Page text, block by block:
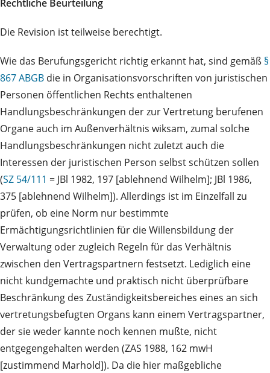
Rechtliche Beurteilung
Die Revision ist teilweise berechtigt.
Wie das Berufungsgericht richtig erkannt hat, sind gemäß §
867 ABGB die in Organisationsvorschriften von juristischen
Personen öffentlichen Rechts enthaltenen
Handlungsbeschränkungen der zur Vertretung berufenen
Organe auch im Außenverhältnis wiksam, zumal solche
Handlungsbeschränkungen nicht zuletzt auch die
Interessen der juristischen Person selbst schützen sollen
(SZ 54/111 = JBl 1982, 197 [ablehnend Wilhelm]; JBl 1986,
375 [ablehnend Wilhelm]). Allerdings ist im Einzelfall zu
prüfen, ob eine Norm nur bestimmte
Ermächtigungsrichtlinien für die Willensbildung der
Verwaltung oder zugleich Regeln für das Verhältnis
zwischen den Vertragspartnern festsetzt. Lediglich eine
nicht kundgemachte und praktisch nicht überprüfbare
Beschränkung des Zuständigkeitsbereiches eines an sich
vertretungsbefugten Organs kann einem Vertragspartner,
der sie weder kannte noch kennen mußte, nicht
entgegengehalten werden (ZAS 1988, 162 mwH
[zustimmend Marhold]). Da die hier maßgebliche